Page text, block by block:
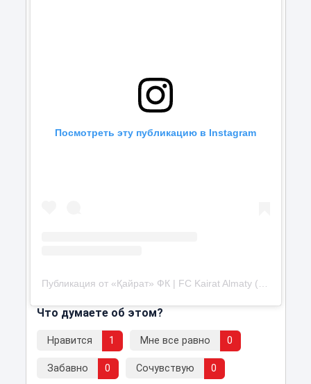
Посмотреть эту публикацию в Instagram
Что думаете об этом?
Нравится 1 Мне все равно 0
Забавно 0 Сочувствую 0